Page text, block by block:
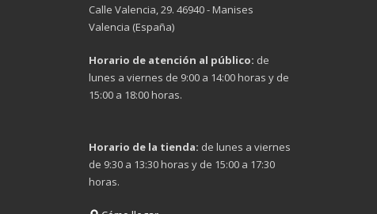
Calle Valencia, 29. 46940 - Manises
Valencia (España)
Horario de atención al público: de
lunes a viernes de 9:00 a 14:00 horas y de
15:00 a 18:00 horas.
Horario de la tienda: de lunes a viernes
de 9:30 a 13:30 horas y de 15:00 a 17:30
horas.